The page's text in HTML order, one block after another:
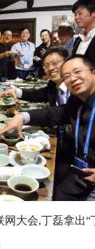
大会,丁磊拿出“